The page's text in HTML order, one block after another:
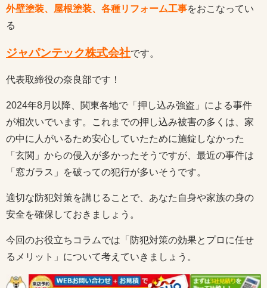
外壁塗装、屋根塗装、各種リフォーム工事をおこなってい
る
ジャパンテック株式会社です。
代表取締役の奈良部です！
2024年8月以降、関東各地で「押し込み強盗」による事件
が相次いでいます。これまでの押し込み被害の多くは、家
の中に人がいるため安心していたために施錠しなかった
「玄関」からの侵入が多かったそうですが、最近の事件は
「窓ガラス」を破っての犯行が多いそうです。
適切な防犯対策を講じることで、あなた自身や家族の身の
安全を確保しておきましょう。
今回のお役立ちコラムでは「防犯対策の効果とプロに任せ
るメリット」について考えていきましょう。